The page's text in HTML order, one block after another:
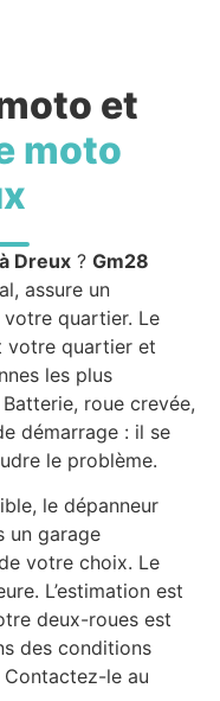
et
moto
à Dreux ? Gm28
assure un
quartier. Le
votre quartier et
les plus
roue crevée,
démarrage : il se
le problème.
le dépanneur
un garage
votre choix. Le
L’estimation est
deux-roues est
des conditions
le au